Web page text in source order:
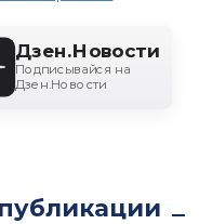
Дзен.Новости
Подписывайся на
Дзен.Новости